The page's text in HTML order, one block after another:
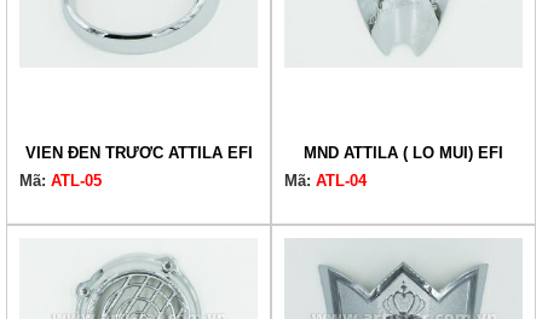
VIỀN ĐÈN TRƯỚC ATTILA EFI
Mã: ATL-05
MND ATTILA ( LỖ MŨI) EFI
Mã: ATL-04